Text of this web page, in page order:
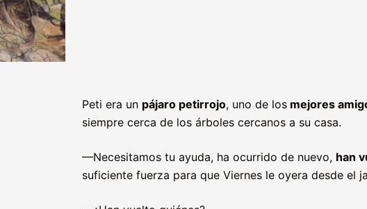
Peti era un pájaro petirrojo, uno de los mejores
siempre cerca de los árboles cercanos a su casa.
—Necesitamos tu ayuda, ha ocurrido de nuevo, han
suficiente fuerza para que Viernes le oyera desde el